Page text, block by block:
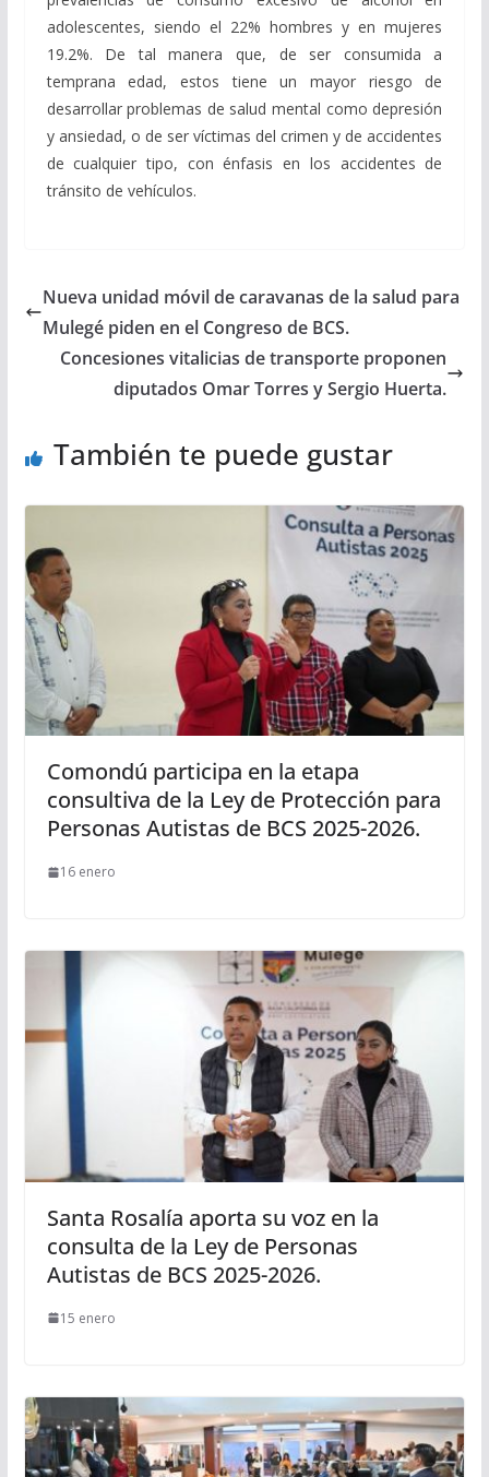
adolescentes, siendo el 22% hombres y en mujeres
19.2%. De tal manera que, de ser consumida a
temprana edad, estos tiene un mayor riesgo de
desarrollar problemas de salud mental como depresión
y ansiedad, o de ser víctimas del crimen y de accidentes
de cualquier tipo, con énfasis en los accidentes de
tránsito de vehículos.
Nueva unidad móvil de caravanas de la salud para
Mulegé piden en el Congreso de BCS.
Concesiones vitalicias de transporte proponen
diputados Omar Torres y Sergio Huerta.
También te puede gustar
Comondú participa en la etapa
consultiva de la Ley de Protección para
Personas Autistas de BCS 2025-2026.
16 enero
Santa Rosalía aporta su voz en la
consulta de la Ley de Personas
Autistas de BCS 2025-2026.
15 enero